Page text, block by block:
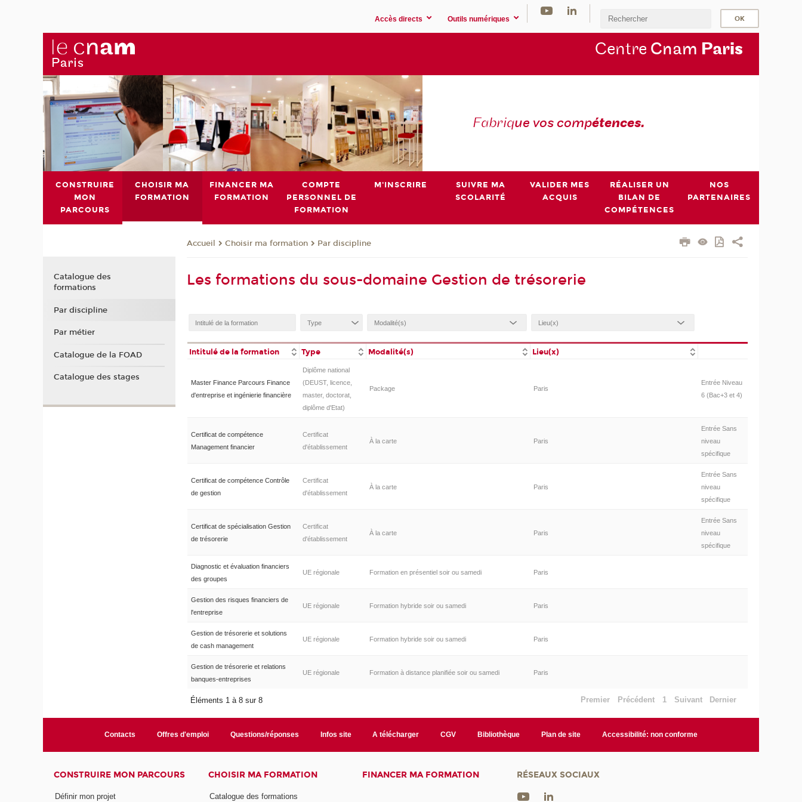
Accès directs Outils numériques
Centre Cnam Paris
Fabrique vos compétences.
CONSTRUIRE
MON
PARCOURS
CHOISIR MA
FORMATION
FINANCER MA
FORMATION
COMPTE
PERSONNEL DE
FORMATION
M'INSCRIRE
SUIVRE MA
SCOLARITÉ
VALIDER MES
ACQUIS
RÉALISER UN
BILAN DE
COMPÉTENCES
NOS
PARTENAIRES
Accueil Choisir ma formation Par discipline
Les formations du sous-domaine Gestion de trésorerie
Intitulé de la formation Type Modalité(s) Lieu(x)
Master Finance Parcours Finance
d'entreprise et ingénierie financière
Diplôme national
(DEUST, licence,
master, doctorat,
diplôme d'Etat)
Package Paris
Entrée Niveau
6 (Bac+3 et 4)
Certificat de compétence
Management financier
Certificat
d'établissement
À la carte Paris
Entrée Sans
niveau
spécifique
Certificat de compétence Contrôle
de gestion
Certificat
d'établissement
À la carte Paris
Entrée Sans
niveau
spécifique
Certificat de spécialisation Gestion
de trésorerie
Certificat
d'établissement
À la carte Paris
Entrée Sans
niveau
spécifique
Diagnostic et évaluation financiers
des groupes
UE régionale Formation en présentiel soir ou samedi Paris
Gestion des risques financiers de
l'entreprise
UE régionale Formation hybride soir ou samedi Paris
Gestion de trésorerie et solutions
de cash management
UE régionale Formation hybride soir ou samedi Paris
Gestion de trésorerie et relations
banques-entreprises
UE régionale Formation à distance planifiée soir ou samedi Paris
Éléments 1 à 8 sur 8 Premier Précédent 1 Suivant Dernier
Catalogue des
formations
Par discipline
Par métier
Catalogue de la FOAD
Catalogue des stages
Contacts Offres d'emploi Questions/réponses Infos site A télécharger CGV Bibliothèque Plan de site Accessibilité: non conforme
CONSTRUIRE MON PARCOURS
Définir mon projet
CHOISIR MA FORMATION
Catalogue des formations
FINANCER MA FORMATION RÉSEAUX SOCIAUX